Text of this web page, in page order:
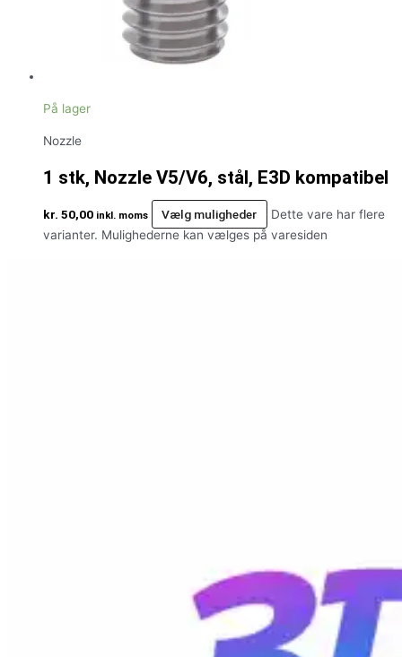
På lager
Nozzle
1 stk, Nozzle V5/V6, stål, E3D kompatibel
kr. 50,00 inkl. moms Vælg muligheder
Dette vare har flere
varianter. Mulighederne kan vælges på varesiden